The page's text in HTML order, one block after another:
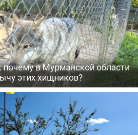
почему в Мурманской области
этих хищников?